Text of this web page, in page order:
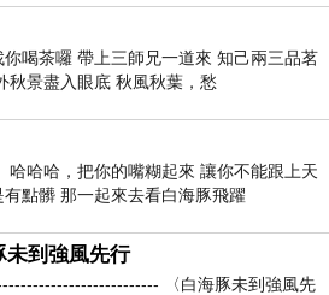
候
貼圖送太多
喝茶囉 帶上三師兄一道來 知己兩三品茗
秋景盡入眼底 秋風秋葉，愁
哈哈哈，把你的嘴糊起來 讓你不能跟上天
點髒 那一起來去看白海豚飛躍
未到強風先行
〈白海豚未到強風先